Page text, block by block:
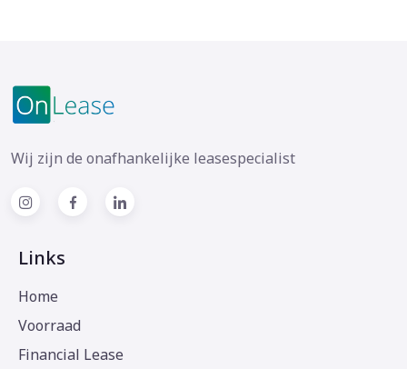
Wij zijn de onafhankelijke leasespecialist
Links
Home
Voorraad
Financial Lease